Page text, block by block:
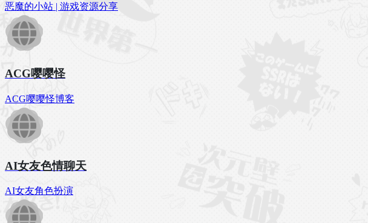
恶魔的小站 | 游戏资源分享
ACG嘤嘤怪
ACG嘤嘤怪博客
AI女友色情聊天
AI女友角色扮演